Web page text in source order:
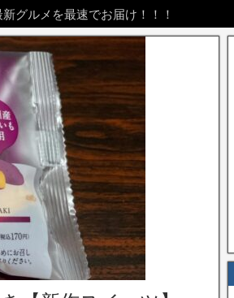
グルメを最速でお届け！！！